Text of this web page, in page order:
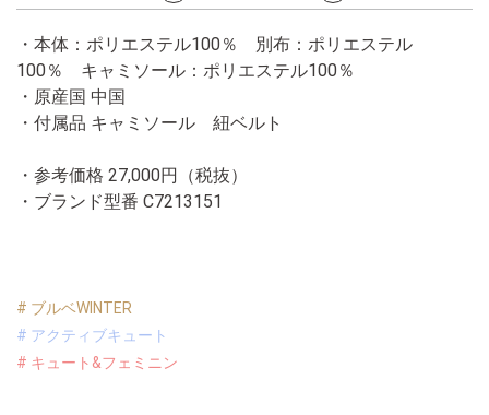
・本体：ポリエステル100％ 別布：ポリエステル
100％ キャミソール：ポリエステル100％
・原産国 中国
・付属品 キャミソール 紐ベルト
・参考価格 27,000円（税抜）
・ブランド型番 C7213151
# ブルベWINTER
# アクティブキュート
# キュート&フェミニン